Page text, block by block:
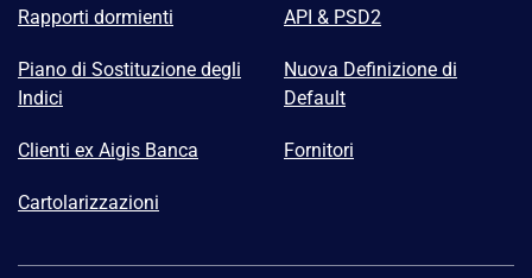
Rapporti dormienti API & PSD2
Piano di Sostituzione degli
Indici
Nuova Definizione di
Default
Clienti ex Aigis Banca Fornitori
Cartolarizzazioni